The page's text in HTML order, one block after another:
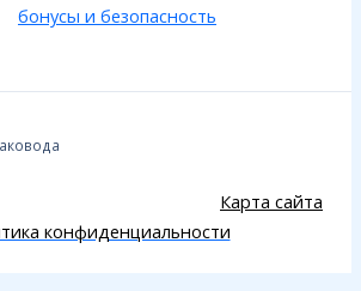
бонусы и безопасность
Карта сайта
конфиденциальности